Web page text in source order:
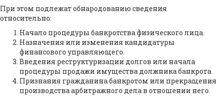
При этом подлежат обнародованию сведения
относительно:
Начало процедуры банкротства физического лица.
Назначения или изменения кандидатуры
финансового управляющего.
Введения реструктуризации долгов или начала
процедуры продажи имущества должника банкрота.
Признания гражданина банкротом или прекращения
производства арбитражного дела в отношении него.